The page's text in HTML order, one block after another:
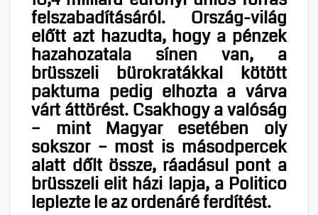
felszabadításáról. Ország-világ
előtt azt hazudta, hogy a pénzek
hazahozatala sínen van, a
brüsszeli bürokratákkal kötött
paktuma pedig elhozta a várva
várt áttörést. Csakhogy a valóság
– mint Magyar esetében oly
sokszor – most is másodpercek
alatt dőlt össze, ráadásul pont a
brüsszeli elit házi lapja, a Politico
leplezte le az ordenáré ferdítést.